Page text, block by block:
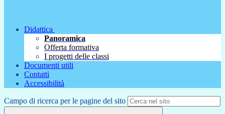
Didattica
Panoramica
Offerta formativa
I progetti delle classi
Documenti utili
Contatti
Accessibilità
Campo di ricerca per le pagine del sito